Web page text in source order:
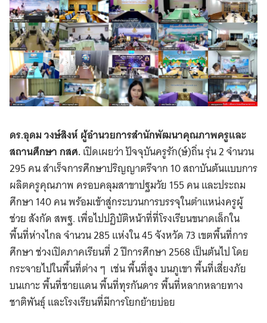
ดร.อุดม วงษ์สิงห์ ผู้อำนวยการสำนักพัฒนาคุณภาพครูและ
สถานศึกษา กสศ.เปิดเผยว่า ปัจจุบันครูรัก(ษ์)ถิ่น รุ่น 2 จำนวน
295 คน สำเร็จการศึกษาปริญญาตรีจาก 10 สถาบันต้นแบบการ
ผลิตครูคุณภาพ ครอบคลุมสาขาปฐมวัย 155 คน และประถม
ศึกษา 140 คน พร้อมเข้าสู่กระบวนการบรรจุในตำแหน่งครูผู้
ช่วย สังกัด สพฐ. เพื่อไปปฏิบัติหน้าที่ที่โรงเรียนขนาดเล็กใน
พื้นที่ห่างไกล จำนวน 285 แห่งใน 45 จังหวัด 73 เขตพื้นที่การ
ศึกษา ช่วงเปิดภาคเรียนที่ 2 ปีการศึกษา 2568 เป็นต้นไป โดย
กระจายไปในพื้นที่ต่าง ๆ เช่น พื้นที่สูง บนภูเขา พื้นที่เสี่ยงภัย
บนเกาะ พื้นที่ชายแดน พื้นที่ทุรกันดาร พื้นที่หลากหลายทาง
ชาติพันธุ์ และโรงเรียนที่มีการโยกย้ายบ่อย